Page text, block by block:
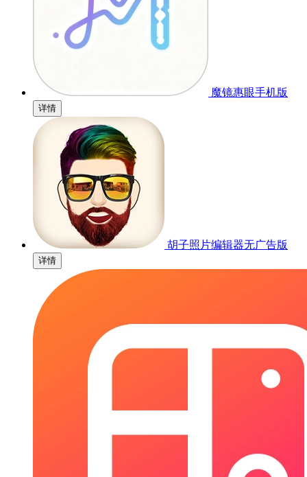
魔镜惠眼手机版
详情
胡子照片编辑器无广告版
详情